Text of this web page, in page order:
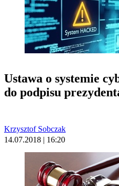
Ustawa o systemie
do podpisu
Krzysztof Sobczak
14.07.2018 | 16:20